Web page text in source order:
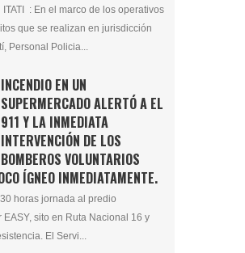
ITATI : En el marco de los operativos
que se realizan en jurisdicción
Personal Policia...
INCENDIO EN UN
SUPERMERCADO ALERTÓ A EL
911 Y LA INMEDIATA
INTERVENCIÓN DE LOS
BOMBEROS VOLUNTARIOS
ÍGNEO INMEDIATAMENTE.
horas jornada al predio
EASY, sito en Ruta Nacional 16 y
El Servi...